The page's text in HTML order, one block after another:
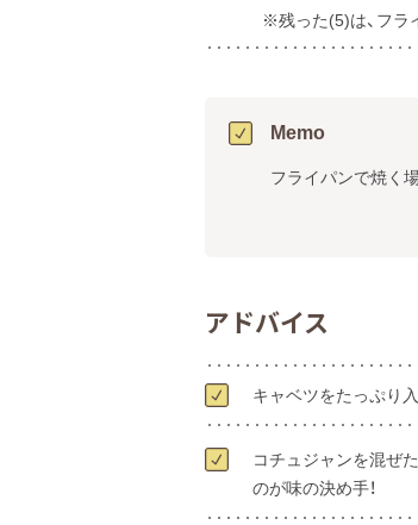
※残った(5)は、フライ
Memo
フライパンで焼く
アドバイス
キャベツをたっぷり
コチュジャンを混ぜ
のが味の決め手！